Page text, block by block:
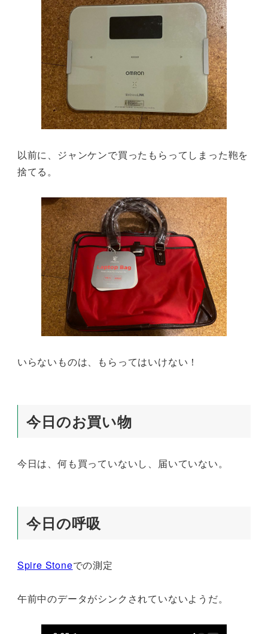
以前に、ジャンケンで買ったもらってしまった鞄を
捨てる。
いらないものは、もらってはいけない！
今日のお買い物
今日は、何も買っていないし、届いていない。
今日の呼吸
Spire Stoneでの測定
午前中のデータがシンクされていないようだ。